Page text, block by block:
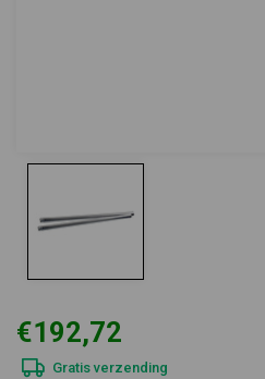
€192,72
Gratis verzending